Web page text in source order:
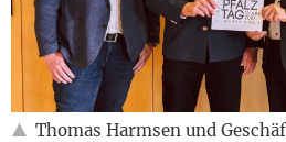
Thomas Harmsen und